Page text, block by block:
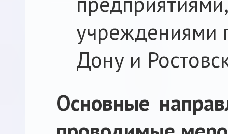
учреждениями
Дону и
Основные